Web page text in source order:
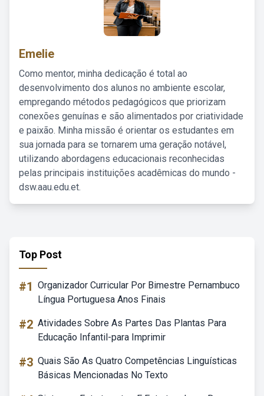
Emelie
Como mentor, minha dedicação é total ao
desenvolvimento dos alunos no ambiente escolar,
empregando métodos pedagógicos que priorizam
conexões genuínas e são alimentados por criatividade
e paixão. Minha missão é orientar os estudantes em
sua jornada para se tornarem uma geração notável,
utilizando abordagens educacionais reconhecidas
pelas principais instituições acadêmicas do mundo -
dsw.aau.edu.et.
Top Post
#1 Organizador Curricular Por Bimestre Pernambuco
Língua Portuguesa Anos Finais
#2 Atividades Sobre As Partes Das Plantas Para
Educação Infantil-para Imprimir
#3 Quais São As Quatro Competências Linguísticas
Básicas Mencionadas No Texto